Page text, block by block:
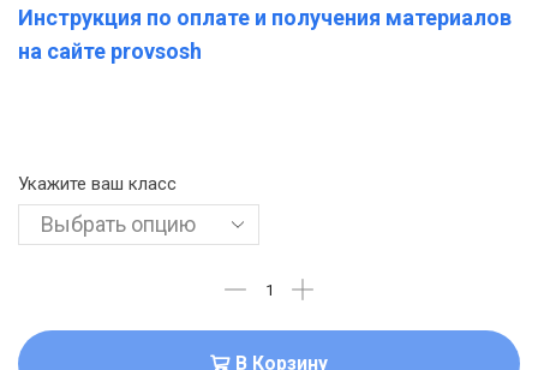
Инструкция по оплате и получения материалов
на сайте provsosh
Укажите ваш класс
В Корзину